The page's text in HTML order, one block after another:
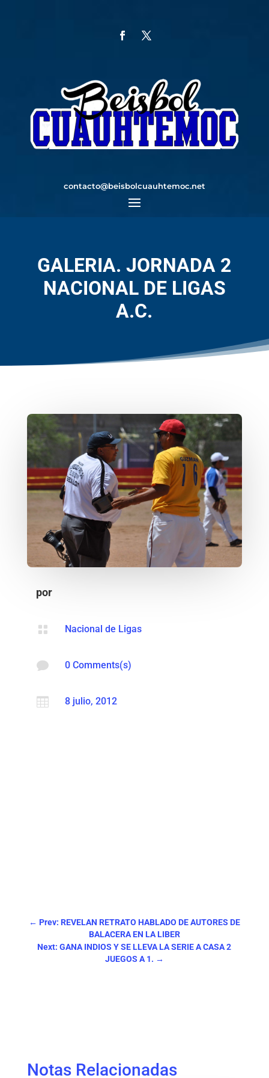
contacto@beisbolcuauhtemoc.net
GALERIA. JORNADA 2
NACIONAL DE LIGAS
A.C.
por
 Nacional de Ligas
 0 Comments(s)
 8 julio, 2012
← Prev: REVELAN RETRATO HABLADO DE AUTORES DE
BALACERA EN LA LIBER
Next: GANA INDIOS Y SE LLEVA LA SERIE A CASA 2
JUEGOS A 1. →
Notas Relacionadas